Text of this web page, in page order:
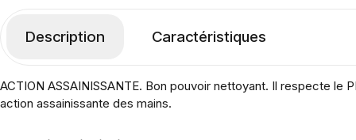
Description Caractéristiques
ACTION ASSAINISSANTE. Bon pouvoir nettoyant. Il respecte le
action assainissante des mains.